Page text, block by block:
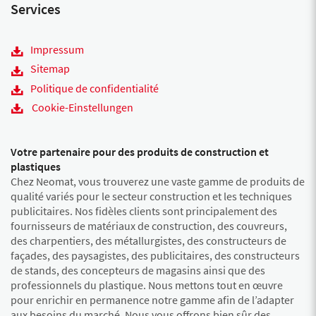
Services
Impressum
Sitemap
Politique de confidentialité
Cookie-Einstellungen
Votre partenaire pour des produits de construction et
plastiques
Chez Neomat, vous trouverez une vaste gamme de produits de
qualité variés pour le secteur construction et les techniques
publicitaires. Nos fidèles clients sont principalement des
fournisseurs de matériaux de construction, des couvreurs,
des charpentiers, des métallurgistes, des constructeurs de
façades, des paysagistes, des publicitaires, des constructeurs
de stands, des concepteurs de magasins ainsi que des
professionnels du plastique. Nous mettons tout en œuvre
pour enrichir en permanence notre gamme afin de l’adapter